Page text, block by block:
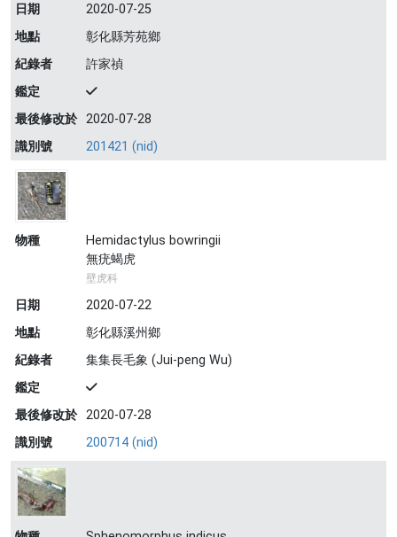
日期
2020-07-25
地點
彰化縣芳苑鄉
紀錄者
許家禎
鑑定
最後修改於 2020-07-28
識別號
201421 (nid)
物種
Hemidactylus bowringii
無疣蝎虎
壁虎科
日期
2020-07-22
地點
彰化縣溪州鄉
紀錄者
集集長毛象 (Jui-peng Wu)
鑑定
最後修改於 2020-07-28
識別號
200714 (nid)